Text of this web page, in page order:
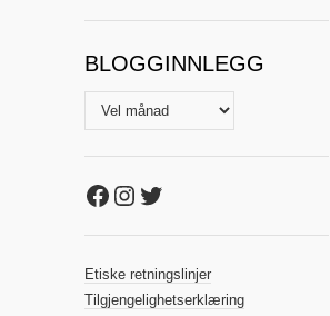
BLOGGINNLEGG
Blogginnlegg
Facebook
Instagram
Twitter
Etiske retningslinjer
Tilgjengelighetserklæring